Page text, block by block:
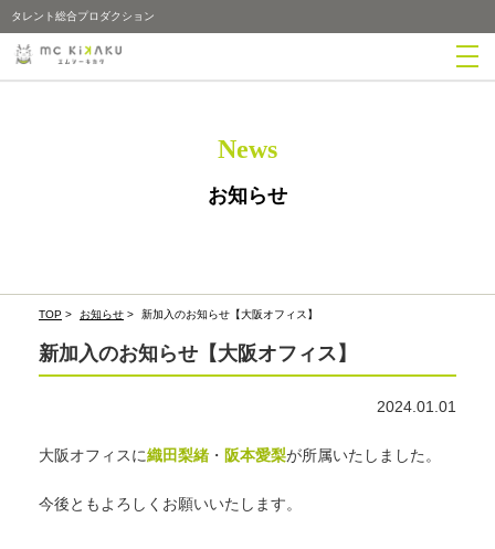
タレント総合プロダクション
News
お知らせ
TOP > お知らせ > 新加入のお知らせ【大阪オフィス】
新加入のお知らせ【大阪オフィス】
2024.01.01
大阪オフィスに織田梨緒 ・ 阪本愛梨が所属いたしました。
今後ともよろしくお願いいたします。